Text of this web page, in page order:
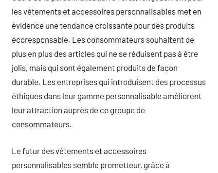
les vêtements et accessoires personnalisables met en
évidence une tendance croissante pour des produits
écoresponsable. Les consommateurs souhaitent de
plus en plus des articles qui ne se réduisent pas à être
jolis, mais qui sont également produits de façon
durable. Les entreprises qui introduisent des processus
éthiques dans leur gamme personnalisable améliorent
leur attraction auprès de ce groupe de
consommateurs.
Le futur des vêtements et accessoires
personnalisables semble prometteur, grâce à